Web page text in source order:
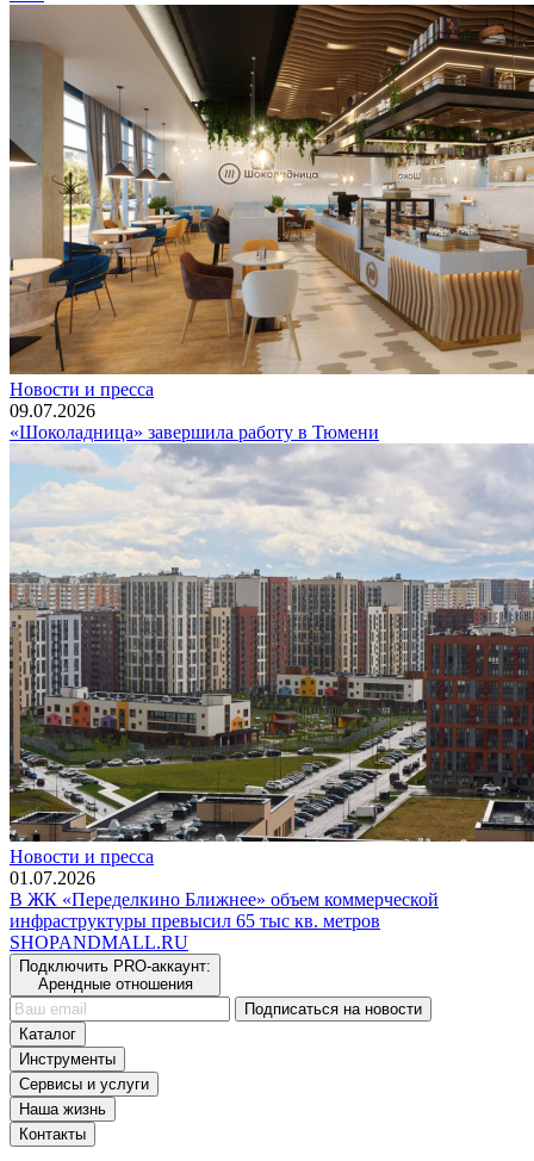
Новости и пресса
09.07.2026
«Шоколадница» завершила работу в Тюмени
Новости и пресса
01.07.2026
В ЖК «Переделкино Ближнее» объем коммерческой
инфраструктуры превысил 65 тыс кв. метров
SHOPANDMALL.RU
Подключить PRO-аккаунт:
Арендные отношения
Подписаться на новости
Каталог
Инструменты
Сервисы и услуги
Наша жизнь
Контакты